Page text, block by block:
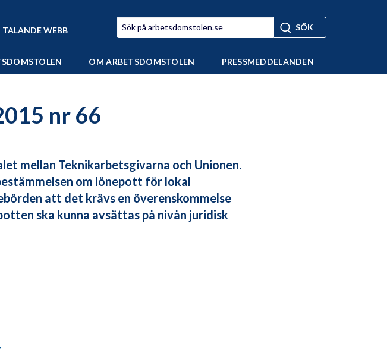
TALANDE WEBB
OM ARBETSDOMSTOLEN PRESSMEDDELANDEN
nr 66
mellan Teknikarbetsgivarna och Unionen.
om lönepott för lokal
att det krävs en överenskommelse
ska kunna avsättas på nivån juridisk